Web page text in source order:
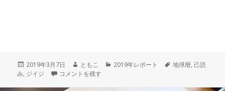
投
稿
2019年3月7日
作
成
ともこ
カ
2019年レポート
タ
地球暦, 己読
み, ジイジ 私たちは枠の中で生かされている ～ 人格を学ぶ講座4・地球
コメントを残す